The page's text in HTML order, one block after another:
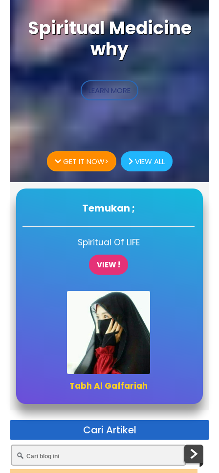
Spiritual Medicine
why
LEARN MORE
GET IT NOW> VIEW ALL
Temukan ;
Spiritual Of LIFE
VIEW !
Tabh Al Gaffariah
Cari Artikel